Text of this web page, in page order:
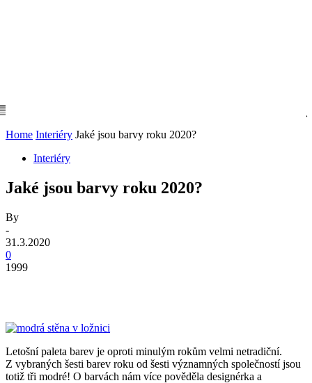
Home Interiéry Jaké jsou barvy roku 2020?
Interiéry
Jaké jsou barvy roku 2020?
By
-
31.3.2020
0
1999
Letošní paleta barev je oproti minulým rokům velmi netradiční.
Z vybraných šesti barev roku od šesti významných společností jsou
totiž tři modré! O barvách nám více pověděla designérka a